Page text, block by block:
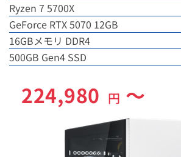
Ryzen 7 5700X
GeForce RTX 5070 12GB
16GBメモリ DDR4
500GB Gen4 SSD
224,980 円 ～